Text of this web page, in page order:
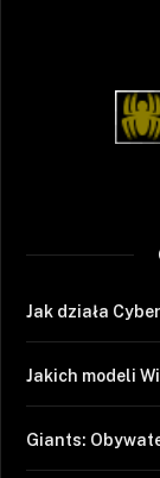
Jak działa
Jakich modeli
Giants: